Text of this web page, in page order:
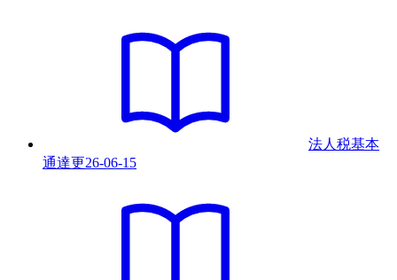
法人税基本
通達更26-06-15